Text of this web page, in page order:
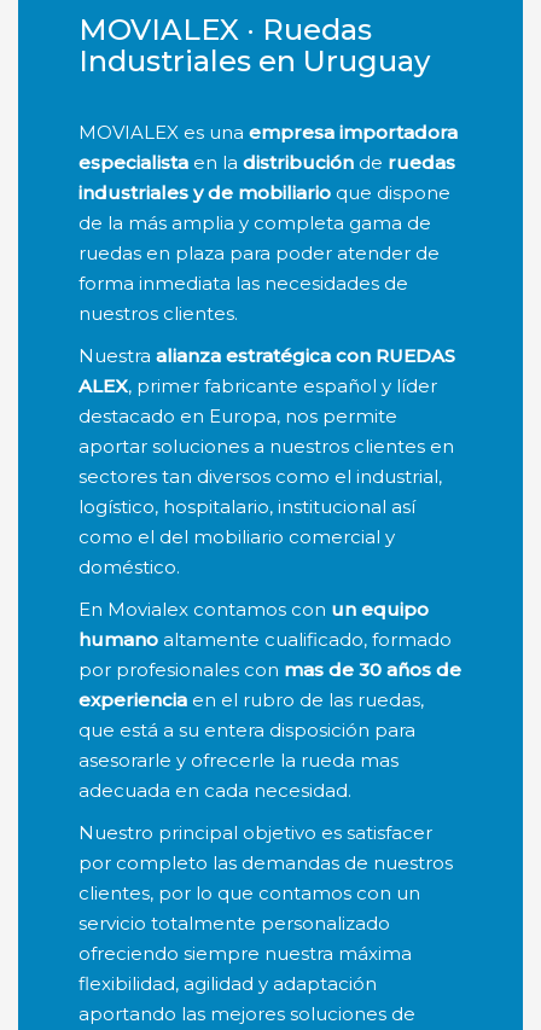
MOVIALEX · Ruedas
Industriales en Uruguay
MOVIALEX es una empresa importadora
especialista en la distribución de ruedas
industriales y de mobiliario que dispone
de la más amplia y completa gama de
ruedas en plaza para poder atender de
forma inmediata las necesidades de
nuestros clientes.
Nuestra alianza estratégica con RUEDAS
ALEX, primer fabricante español y líder
destacado en Europa, nos permite
aportar soluciones a nuestros clientes en
sectores tan diversos como el industrial,
logístico, hospitalario, institucional así
como el del mobiliario comercial y
doméstico.
En Movialex contamos con un equipo
humano altamente cualificado, formado
por profesionales con mas de 30 años de
experiencia en el rubro de las ruedas,
que está a su entera disposición para
asesorarle y ofrecerle la rueda mas
adecuada en cada necesidad.
Nuestro principal objetivo es satisfacer
por completo las demandas de nuestros
clientes, por lo que contamos con un
servicio totalmente personalizado
ofreciendo siempre nuestra máxima
flexibilidad, agilidad y adaptación
aportando las mejores soluciones de